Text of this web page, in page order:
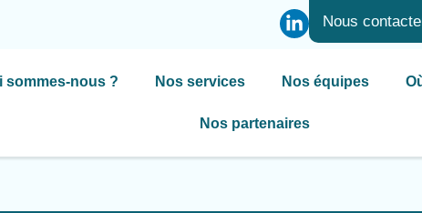
Nous
sommes-nous ? Nos services Nos équipes
Nos partenaires